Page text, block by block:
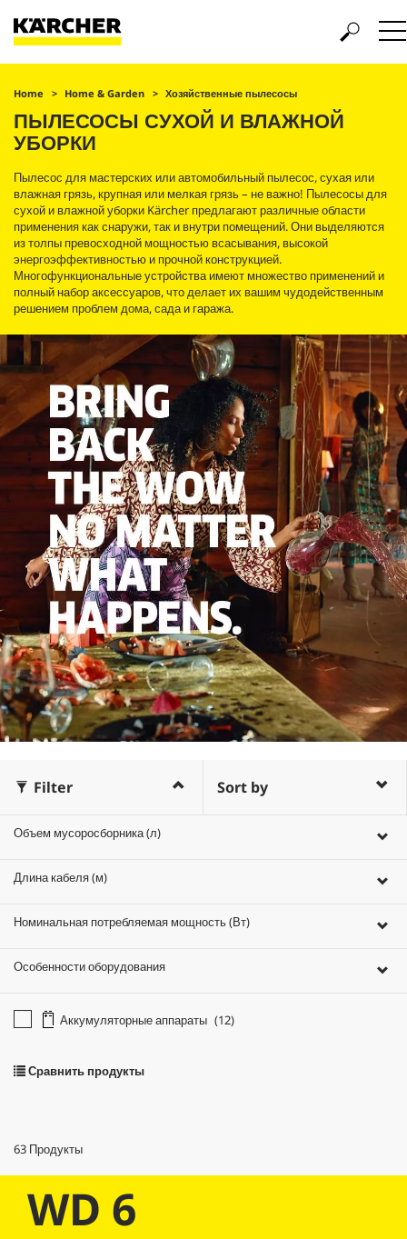
Home Home & Garden Хозяйственные пылесосы
ПЫЛЕСОСЫ СУХОЙ И ВЛАЖНОЙ
УБОРКИ
Пылесос для мастерских или автомобильный пылесос, сухая или
влажная грязь, крупная или мелкая грязь – не важно! Пылесосы для
сухой и влажной уборки Kärcher предлагают различные области
применения как снаружи, так и внутри помещений. Они выделяются
из толпы превосходной мощностью всасывания, высокой
энергоэффективностью и прочной конструкцией.
Многофункциональные устройства имеют множество применений и
полный набор аксессуаров, что делает их вашим чудодейственным
решением проблем дома, сада и гаража.
Filter Sort by
Объем мусоросборника (л)
Длина кабеля (м)
Номинальная потребляемая мощность (Вт)
Особенности оборудования
Аккумуляторные аппараты (12)
Сравнить продукты
63 Продукты
WD 6